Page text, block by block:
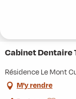
principal
Cabinet Dentaire
Résidence Le Mont
M'y rendre